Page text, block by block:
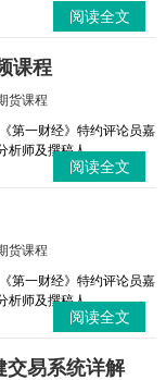
阅读全文
课程
货课程
第一财经》特约评论员嘉
析师及撰稿人。
阅读全文
货课程
第一财经》特约评论员嘉
析师及撰稿人。
阅读全文
交易系统详解